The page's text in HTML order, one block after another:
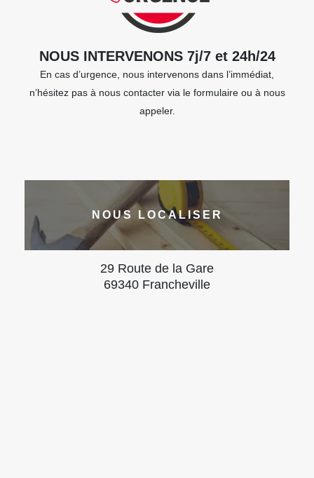
NOUS INTERVENONS 7j/7 et 24h/24
En cas d’urgence, nous intervenons dans l’immédiat,
n’hésitez pas à nous contacter via le formulaire ou à nous
appeler.
NOUS LOCALISER
29 Route de la Gare
69340 Francheville